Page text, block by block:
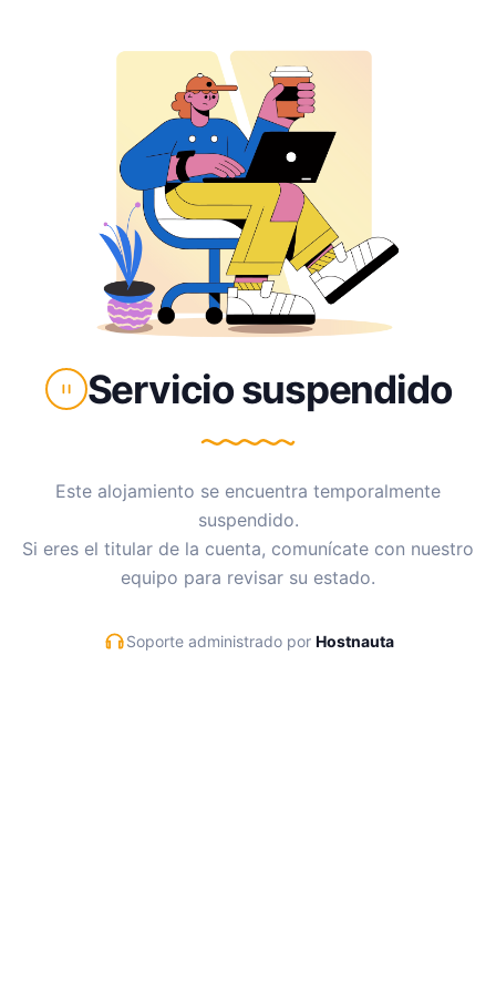
Servicio suspendido
Este alojamiento se encuentra temporalmente
suspendido.
Si eres el titular de la cuenta, comunícate con nuestro
equipo para revisar su estado.
Soporte administrado por Hostnauta